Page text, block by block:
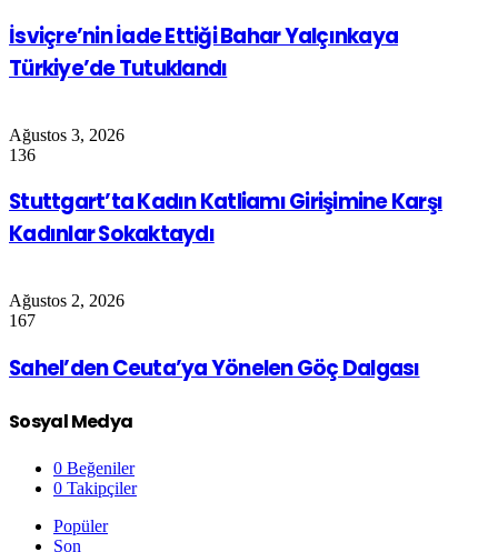
İsviçre’nin İade Ettiği Bahar Yalçınkaya
Türkiye’de Tutuklandı
Ağustos 3, 2026
136
Stuttgart’ta Kadın Katliamı Girişimine Karşı
Kadınlar Sokaktaydı
Ağustos 2, 2026
167
Sahel’den Ceuta’ya Yönelen Göç Dalgası
Sosyal Medya
0 Beğeniler
0 Takipçiler
Popüler
Son